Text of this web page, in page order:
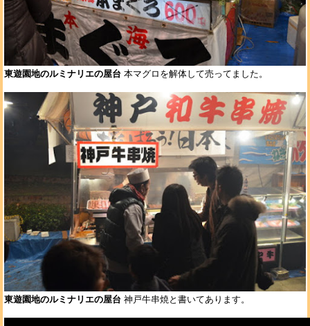
東遊園地のルミナリエの屋台 本マグロを解体して売ってました。
東遊園地のルミナリエの屋台 神戸牛串焼と書いてあります。